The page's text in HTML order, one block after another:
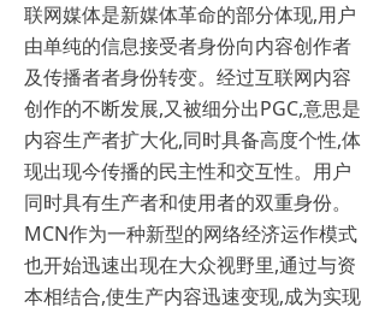
联网媒体是新媒体革命的部分体现,用户
由单纯的信息接受者身份向内容创作者
及传播者者身份转变。经过互联网内容
创作的不断发展,又被细分出PGC,意思是
内容生产者扩大化,同时具备高度个性,体
现出现今传播的民主性和交互性。用户
同时具有生产者和使用者的双重身份。
MCN作为一种新型的网络经济运作模式
也开始迅速出现在大众视野里,通过与资
本相结合,使生产内容迅速变现,成为实现